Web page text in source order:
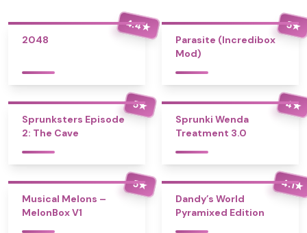
4.4★
2048
5★
Parasite (Incredibox
Mod)
5★
Sprunksters Episode
2: The Cave
4★
Sprunki Wenda
Treatment 3.0
5★
Musical Melons –
MelonBox V1
4.1★
Dandy’s World
Pyramixed Edition